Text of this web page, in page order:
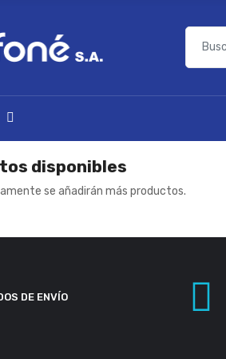
disponibles
se añadirán más productos.
DE ENVÍO